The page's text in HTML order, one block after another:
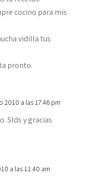
cocino para mis
vidilla tus
pronto.
2010 a las 17:46 pm
Slds y gracias
a las 11:40 am